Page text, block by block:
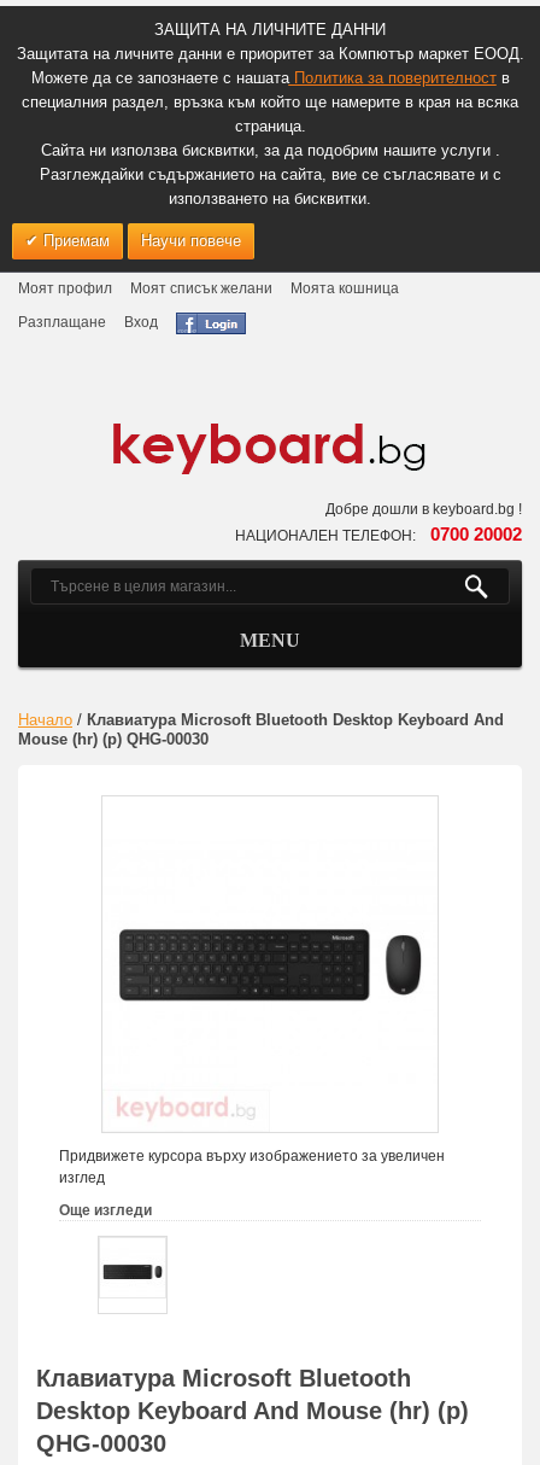
ЗАЩИТА НА ЛИЧНИТЕ ДАННИ
Защитата на личните данни е приоритет за Компютър маркет ЕООД.
Можете да се запознаете с нашатаПолитика за поверителноств
специалния раздел, връзка към който ще намерите в края на всяка
страница.
Сайта ни използва бисквитки, за да подобрим нашите услуги .
Разглеждайки съдържанието на сайта, вие се съгласявате и с
използването на бисквитки.
Приемам Научи повече
Моят профил Моят списък желани
Моята кошница
Разплащане
Вход
Добре дошли в keyboard.bg !
НАЦИОНАЛЕН ТЕЛЕФОН: 0700 20002
MENU
Начало / Клавиатура Microsoft Bluetooth Desktop Keyboard And
Mouse (hr) (p) QHG-00030
Придвижете курсора върху изображението за увеличен
изглед
Още изгледи
Клавиатура Microsoft Bluetooth
Desktop Keyboard And Mouse (hr) (p)
QHG-00030